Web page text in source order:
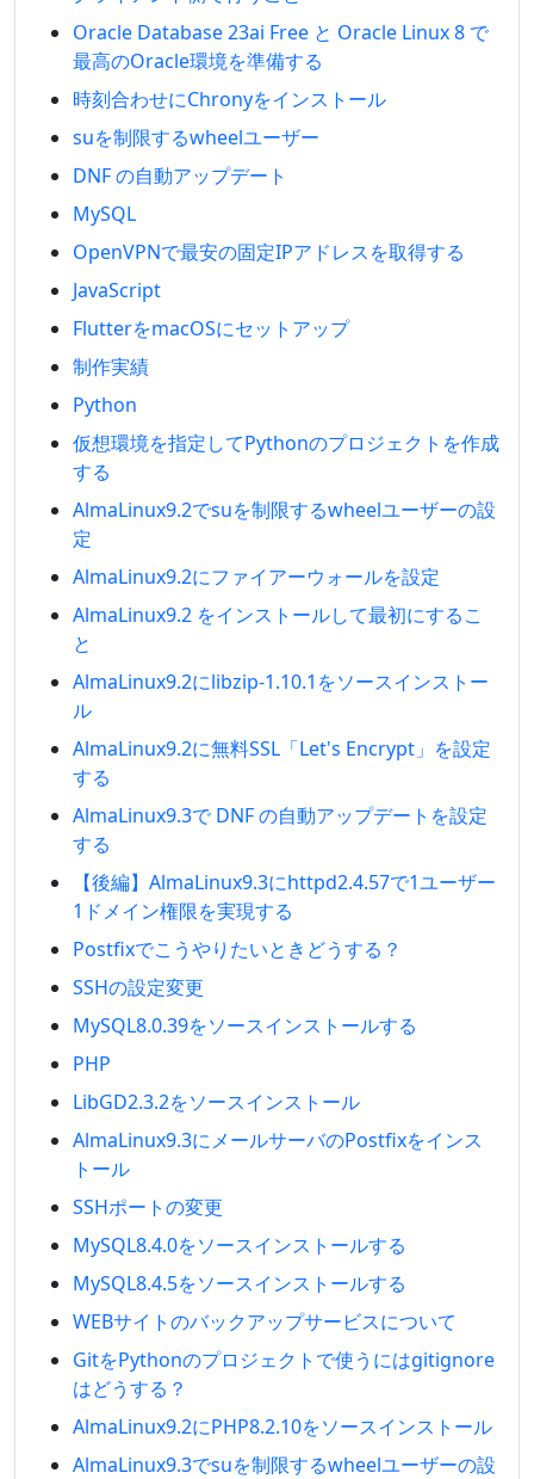
Oracle Database 23ai Free と Oracle Linux 8 で
最高のOracle環境を準備する
時刻合わせにChronyをインストール
suを制限するwheelユーザー
DNF の自動アップデート
MySQL
OpenVPNで最安の固定IPアドレスを取得する
JavaScript
FlutterをmacOSにセットアップ
制作実績
Python
仮想環境を指定してPythonのプロジェクトを作成
する
AlmaLinux9.2でsuを制限するwheelユーザーの設
定
AlmaLinux9.2にファイアーウォールを設定
AlmaLinux9.2 をインストールして最初にするこ
と
AlmaLinux9.2にlibzip-1.10.1をソースインストー
ル
AlmaLinux9.2に無料SSL「Let's Encrypt」を設定
する
AlmaLinux9.3で DNF の自動アップデートを設定
する
【後編】AlmaLinux9.3にhttpd2.4.57で1ユーザー
1ドメイン権限を実現する
Postfixでこうやりたいときどうする？
SSHの設定変更
MySQL8.0.39をソースインストールする
PHP
LibGD2.3.2をソースインストール
AlmaLinux9.3にメールサーバのPostfixをインス
トール
SSHポートの変更
MySQL8.4.0をソースインストールする
MySQL8.4.5をソースインストールする
WEBサイトのバックアップサービスについて
GitをPythonのプロジェクトで使うにはgitignore
はどうする？
AlmaLinux9.2にPHP8.2.10をソースインストール
AlmaLinux9.3でsuを制限するwheelユーザーの設